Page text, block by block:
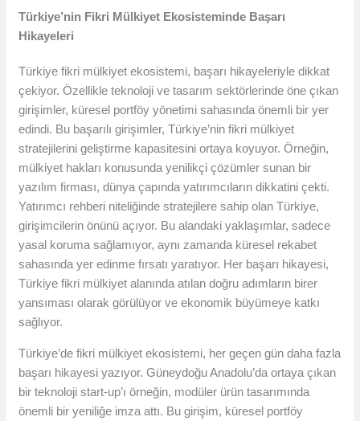
Türkiye’nin Fikri Mülkiyet Ekosisteminde Başarı
Hikayeleri
Türkiye fikri mülkiyet ekosistemi, başarı hikayeleriyle dikkat
çekiyor. Özellikle teknoloji ve tasarım sektörlerinde öne çıkan
girişimler, küresel portföy yönetimi sahasında önemli bir yer
edindi. Bu başarılı girişimler, Türkiye’nin fikri mülkiyet
stratejilerini geliştirme kapasitesini ortaya koyuyor. Örneğin,
mülkiyet hakları konusunda yenilikçi çözümler sunan bir
yazılım firması, dünya çapında yatırımcıların dikkatini çekti.
Yatırımcı rehberi niteliğinde stratejilere sahip olan Türkiye,
girişimcilerin önünü açıyor. Bu alandaki yaklaşımlar, sadece
yasal koruma sağlamıyor, aynı zamanda küresel rekabet
sahasında yer edinme fırsatı yaratıyor. Her başarı hikayesi,
Türkiye fikri mülkiyet alanında atılan doğru adımların birer
yansıması olarak görülüyor ve ekonomik büyümeye katkı
sağlıyor.
Türkiye’de fikri mülkiyet ekosistemi, her geçen gün daha fazla
başarı hikayesi yazıyor. Güneydoğu Anadolu’da ortaya çıkan
bir teknoloji start-up’ı örneğin, modüler ürün tasarımında
önemli bir yeniliğe imza attı. Bu girişim, küresel portföy